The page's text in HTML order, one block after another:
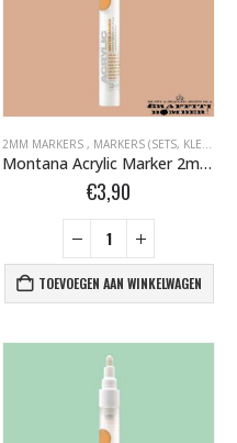
,MARKERS BOMBER.NL,MONTANA
2MM MARKERS , MARKERS (SETS, KLEUR, EMPTY)
Montana Acrylic Marker 2mm 1430 Make Up 346385
€3,90
TOEVOEGEN AAN WINKELWAGEN